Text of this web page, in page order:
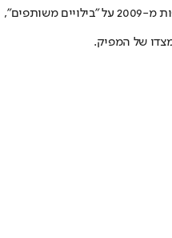
בשנים האחרונות, סרטון מטריד של קומבס עלה לרשת, בו הוא מצהיר: "הוא בילה איתי 48 שעות. מה שעשינו? לא יכול לספר. אבל זה החלום של כל בן 15". הסרטון הזה, יחד עם הצהרות נוספות מ-2009 על "בילויים משותפים",
של המפיק.